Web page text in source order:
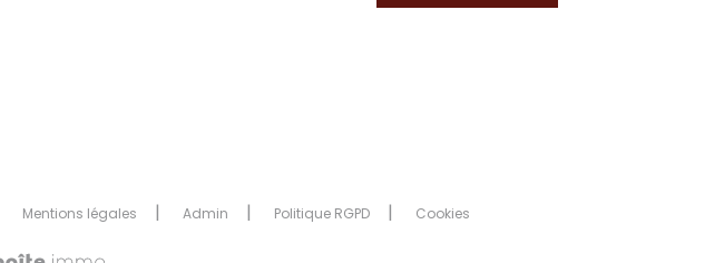
Mentions légales Admin Politique RGPD Cookies